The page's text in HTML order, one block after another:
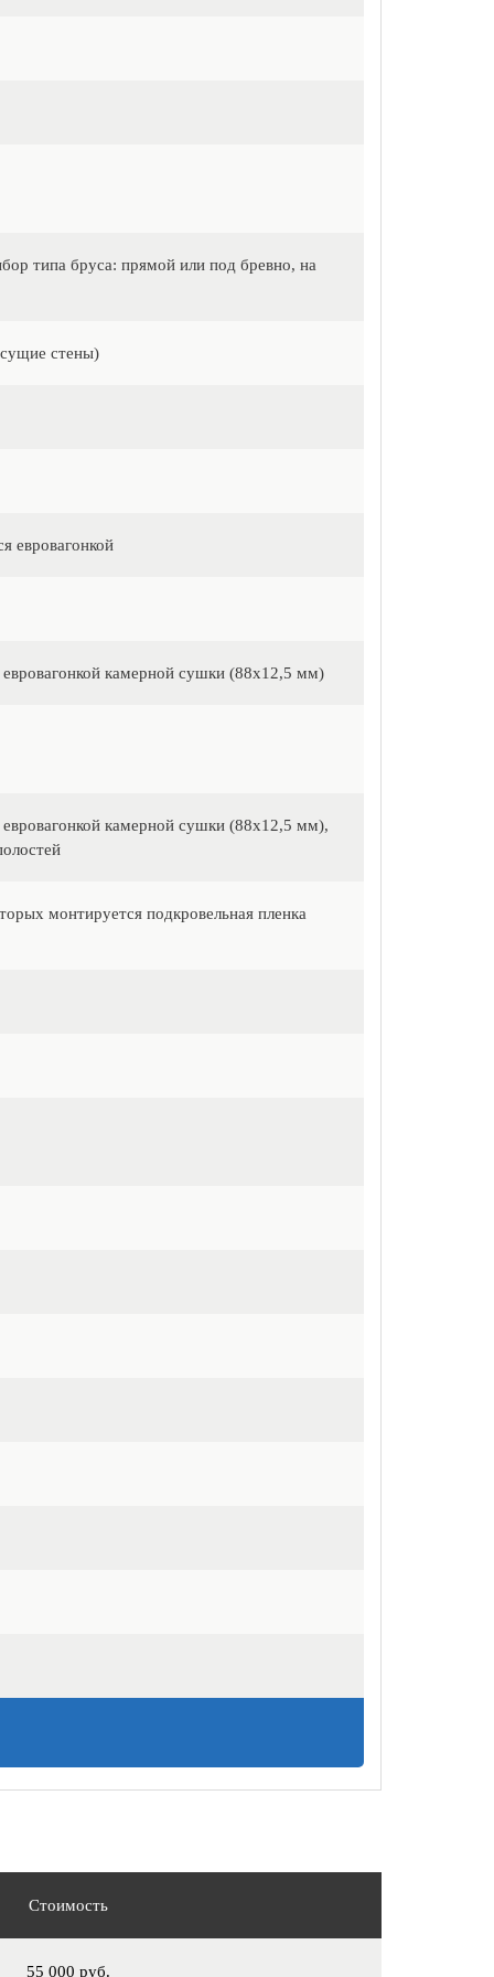
типа бруса: прямой или под бревно, на
стены)
евровагонкой
камерной сушки (88х12,5 мм)
камерной сушки (88х12,5 мм),
монтируется подкровельная пленка
Стоимость
55 000 руб.